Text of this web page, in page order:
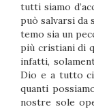
tutti siamo
può salvarsi da
temo sia un
più cristiani di
infatti,
Dio e a tutto
quanti
nostre sole